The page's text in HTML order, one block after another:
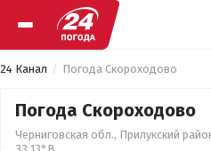
24 Канал Погода Скороходово
Погода Скороходово
Черниговская обл., Прилукский